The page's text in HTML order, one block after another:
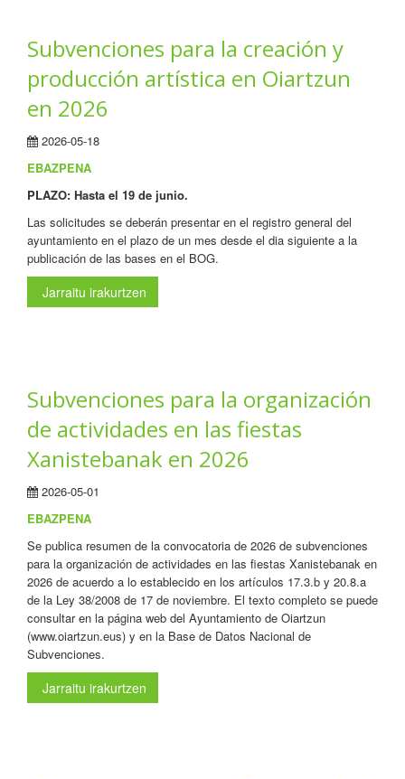
Subvenciones para la creación y
producción artística en Oiartzun
en 2026
2026-05-18
EBAZPENA
PLAZO: Hasta el 19 de junio.
Las solicitudes se deberán presentar en el registro general del
ayuntamiento en el plazo de un mes desde el dia siguiente a la
publicación de las bases en el BOG.
Jarraitu irakurtzen
Subvenciones para la organización
de actividades en las fiestas
Xanistebanak en 2026
2026-05-01
EBAZPENA
Se publica resumen de la convocatoria de 2026 de subvenciones
para la organización de actividades en las fiestas Xanistebanak en
2026 de acuerdo a lo establecido en los artículos 17.3.b y 20.8.a
de la Ley 38/2008 de 17 de noviembre. El texto completo se puede
consultar en la página web del Ayuntamiento de Oiartzun
(www.oiartzun.eus) y en la Base de Datos Nacional de
Subvenciones.
Jarraitu irakurtzen